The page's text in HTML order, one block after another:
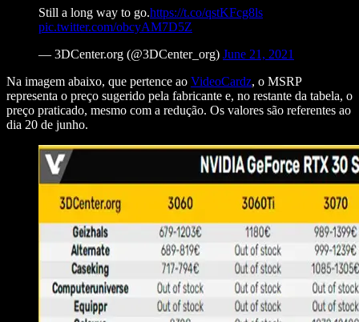
Still a long way to go.https://t.co/qstKFcg8ls
pic.twitter.com/obcyAM7D5Z
— 3DCenter.org (@3DCenter_org) June 21, 2021
Na imagem abaixo, que pertence ao VideoCardz, o MSRP
representa o preço sugerido pela fabricante e, no restante da tabela, o
preço praticado, mesmo com a redução. Os valores são referentes ao
dia 20 de junho.